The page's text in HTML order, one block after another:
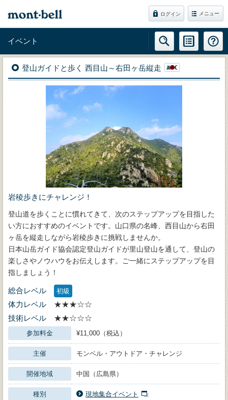
ログイン メニュー
イベント
登山ガイドと歩く 西目山～右田ヶ岳縦走
岩稜歩きにチャレンジ！
登山道を歩くことに慣れてきて、次のステップアップを目指した
い方におすすめのイベントです。山口県の名峰、西目山から右田
ヶ岳を縦走しながら岩稜歩きに挑戦しませんか。
日本山岳ガイド協会認定登山ガイドが里山登山を通して、登山の
楽しさやノウハウをお伝えします。ご一緒にステップアップを目
指しましょう！
総合レベル 初級
体力レベル
★★★☆☆
技術レベル
★★☆☆☆
参加料金 ¥11,000（税込）
主催 モンベル・アウトドア・チャレンジ
開催地域 中国（広島県）
種別 現地集合イベント